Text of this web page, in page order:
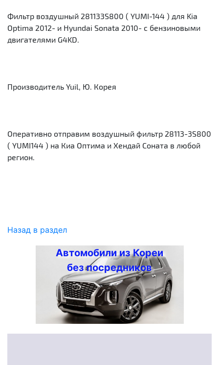
Фильтр воздушный 281133S800 ( YUMI-144 ) для Kia
Optima 2012- и Hyundai Sonata 2010- с бензиновыми
двигателями G4KD.
Производитель Yuil, Ю. Корея
Оперативно отправим воздушный фильтр 28113-3S800
( YUMI144 ) на Киа Оптима и Хендай Соната в любой
регион.
Назад в раздел
Автомобили из Кореи
без посредников